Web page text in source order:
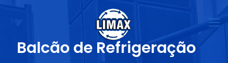
Balcão de Refrigeração